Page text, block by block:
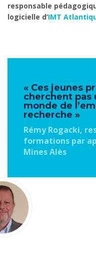
responsable
logicielle d’IMT
« Ces jeunes
cherchent pas
monde de
recherche »
Rémy Rogacki,
formations par
Mines Alès